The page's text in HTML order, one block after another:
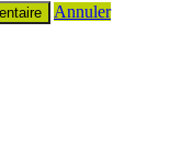
Annuler